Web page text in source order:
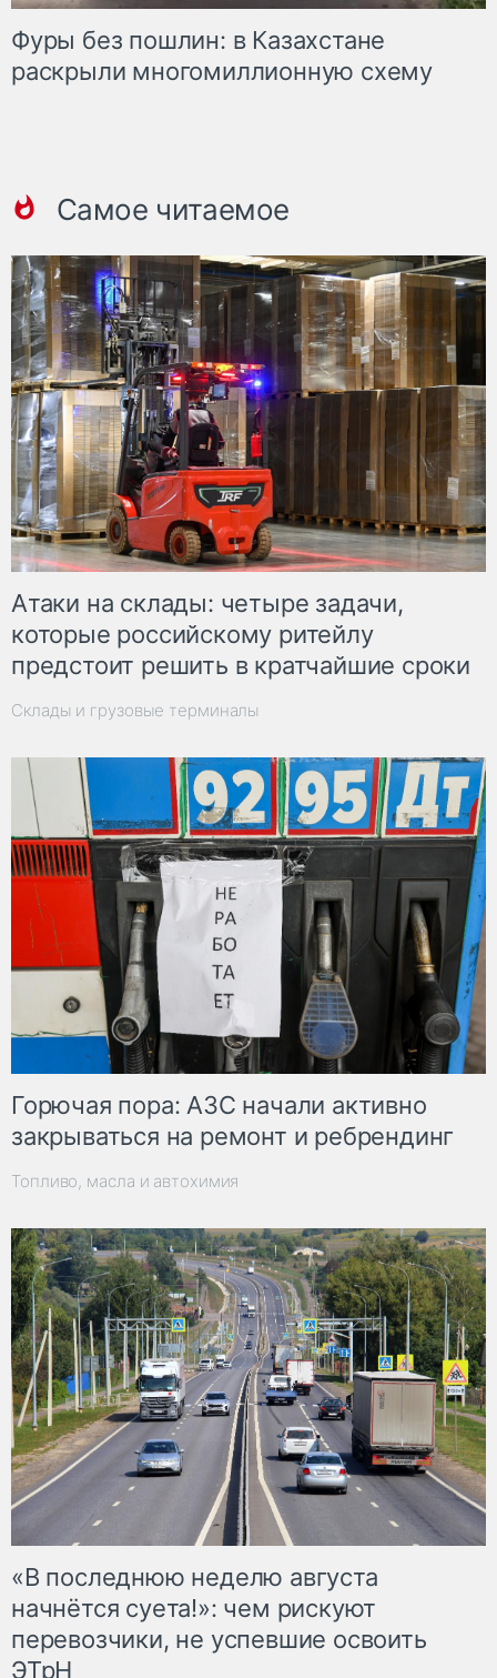
Фуры без пошлин: в Казахстане
раскрыли многомиллионную схему
Самое читаемое
Атаки на склады: четыре задачи,
которые российскому ритейлу
предстоит решить в кратчайшие сроки
Склады и грузовые терминалы
Горючая пора: АЗС начали активно
закрываться на ремонт и ребрендинг
Топливо, масла и автохимия
«В последнюю неделю августа
начнётся суета!»: чем рискуют
перевозчики, не успевшие освоить
ЭТрН